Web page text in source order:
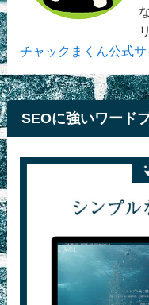
チャックまくん公式サ
SEOに強いワード